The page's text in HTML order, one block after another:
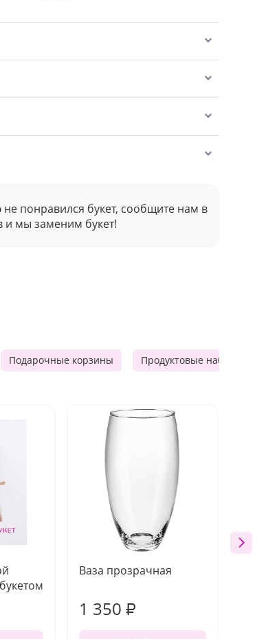
не понравился букет, сообщите нам в
и мы заменим букет!
Подарочные корзины Продуктовые наборы
Ваза прозрачная
1 350 ₽